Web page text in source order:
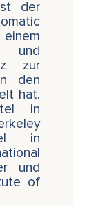
der
zur
den
hat.
in
in
und
of